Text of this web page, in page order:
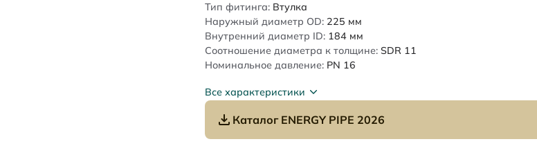
Тип фитинга: Втулка
Наружный диаметр OD: 225 мм
Внутренний диаметр ID: 184 мм
Соотношение диаметра к толщине: SDR 11
Номинальное давление: PN 16
Все характеристики
Каталог ENERGY PIPE 2026